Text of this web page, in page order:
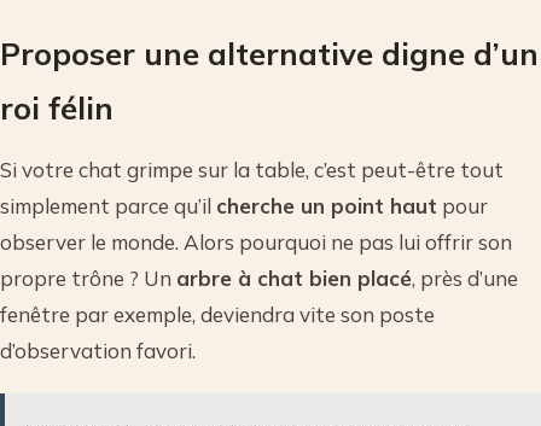
Proposer une alternative digne d’un
roi félin
Si votre chat grimpe sur la table, c’est peut-être tout
simplement parce qu’il cherche un point haut pour
observer le monde. Alors pourquoi ne pas lui offrir son
propre trône ? Un arbre à chat bien placé, près d’une
fenêtre par exemple, deviendra vite son poste
d’observation favori.